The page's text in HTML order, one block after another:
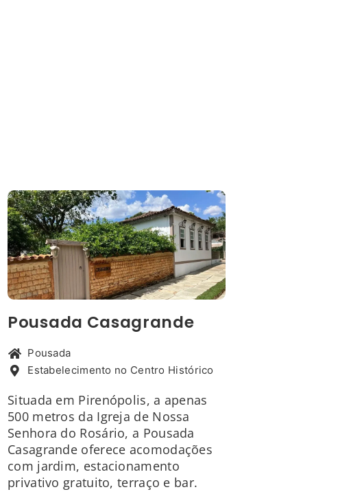
Pousada Casagrande
Pousada
Estabelecimento no Centro Histórico
Situada em Pirenópolis, a apenas
500 metros da Igreja de Nossa
Senhora do Rosário, a Pousada
Casagrande oferece acomodações
com jardim, estacionamento
privativo gratuito, terraço e bar.